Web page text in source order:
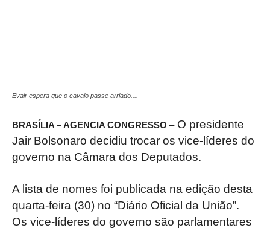
Evair espera que o cavalo passe arriado....
BRASÍLIA – AGENCIA CONGRESSO –O presidente
Jair Bolsonaro decidiu trocar os vice-líderes do
governo na Câmara dos Deputados.
A lista de nomes foi publicada na edição desta
quarta-feira (30) no “Diário Oficial da União”.
Os vice-líderes do governo são parlamentares